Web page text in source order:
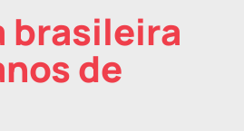
brasileira
de